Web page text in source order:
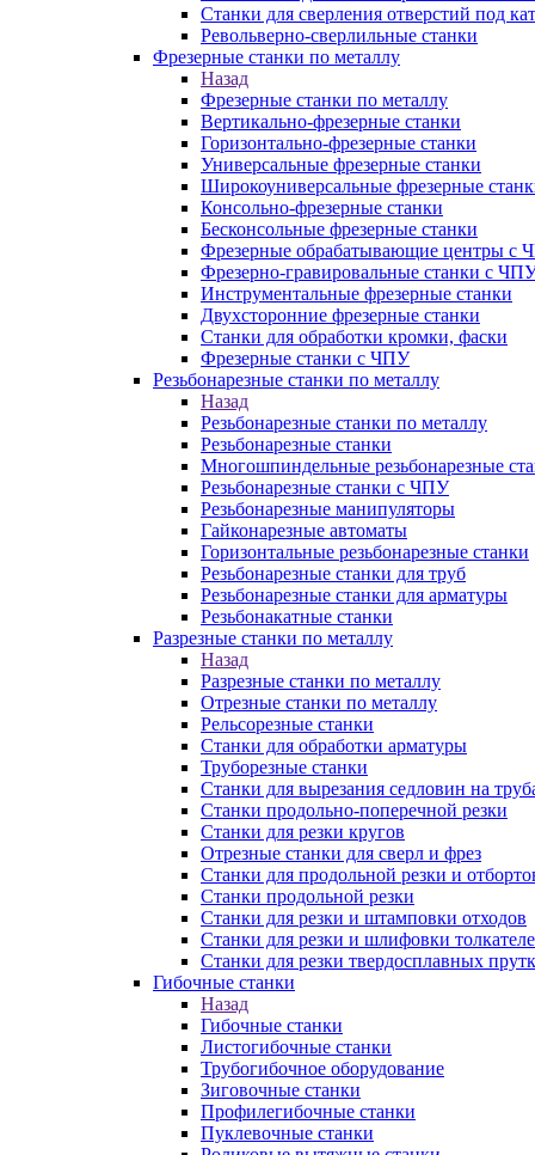
Станки для сверления отверстий под
Револьверно-сверлильные станки
Фрезерные станки по металлу
Назад
Фрезерные станки по металлу
Вертикально-фрезерные станки
Горизонтально-фрезерные станки
Универсальные фрезерные станки
Широкоуниверсальные фрезерные
Консольно-фрезерные станки
Бесконсольные фрезерные станки
Фрезерные обрабатывающие центры с
Фрезерно-гравировальные станки с
Инструментальные фрезерные станки
Двухсторонние фрезерные станки
Станки для обработки кромки, фаски
Фрезерные станки с ЧПУ
Резьбонарезные станки по металлу
Назад
Резьбонарезные станки по металлу
Резьбонарезные станки
Многошпиндельные резьбонарезные
Резьбонарезные станки с ЧПУ
Резьбонарезные манипуляторы
Гайконарезные автоматы
Горизонтальные резьбонарезные станки
Резьбонарезные станки для труб
Резьбонарезные станки для арматуры
Резьбонакатные станки
Разрезные станки по металлу
Назад
Разрезные станки по металлу
Отрезные станки по металлу
Рельсорезные станки
Станки для обработки арматуры
Труборезные станки
Станки для вырезания седловин на
Станки продольно-поперечной резки
Станки для резки кругов
Отрезные станки для сверл и фрез
Станки для продольной резки и
Станки продольной резки
Станки для резки и штамповки отходов
Станки для резки и шлифовки
Станки для резки твердосплавных
Гибочные станки
Назад
Гибочные станки
Листогибочные станки
Трубогибочное оборудование
Зиговочные станки
Профилегибочные станки
Пуклевочные станки